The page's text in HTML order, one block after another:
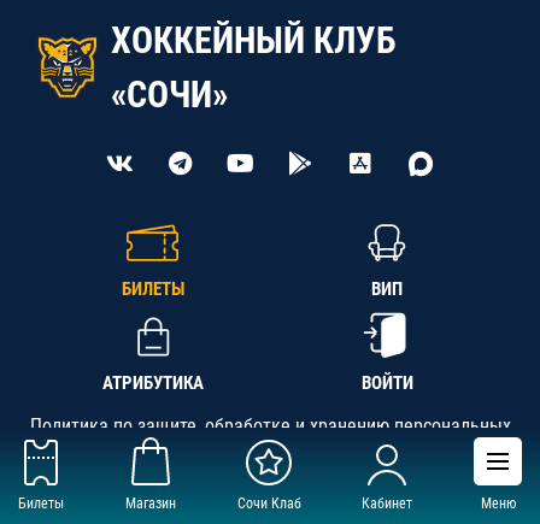
Билеты Магазин Сочи Клаб Кабинет Меню
ХОККЕЙНЫЙ КЛУБ
«СОЧИ»
БИЛЕТЫ ВИП
АТРИБУТИКА ВОЙТИ
Политика по защите, обработке и хранению персональных
данных
АНО «СК «Кубань-Регион», ОГРН 1142300002349,